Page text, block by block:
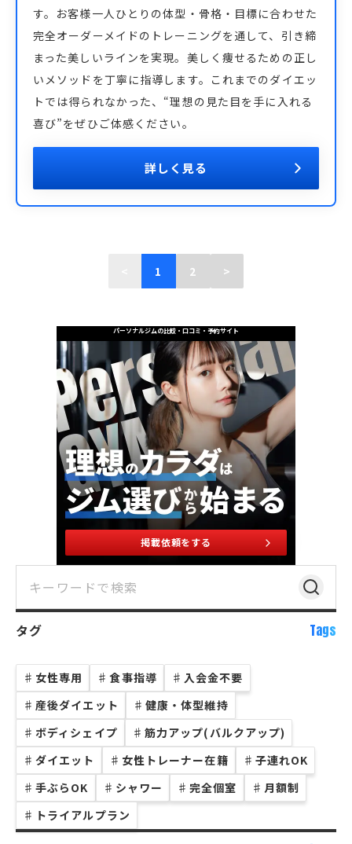
す。お客様一人ひとりの体型・骨格・目標に合わせた
完全オーダーメイドのトレーニングを通して、引き締
まった美しいラインを実現。美しく痩せるための正し
いメソッドを丁寧に指導します。これまでのダイエッ
トでは得られなかった、“理想の見た目を手に入れる
喜び”をぜひご体感ください。
詳しく見る
1 2 >
パーソナルジムの比較・口コミ・予約サイト
掲載依頼をする
タグ Tags
♯ 女性専用 ♯ 食事指導 ♯ 入会金不要
♯ 産後ダイエット ♯ 健康・体型維持
♯ ボディシェイプ ♯ 筋力アップ(バルクアップ)
♯ ダイエット ♯ 女性トレーナー在籍 ♯ 子連れOK
♯ 手ぶらOK ♯ シャワー ♯ 完全個室 ♯ 月額制
♯ トライアルプラン